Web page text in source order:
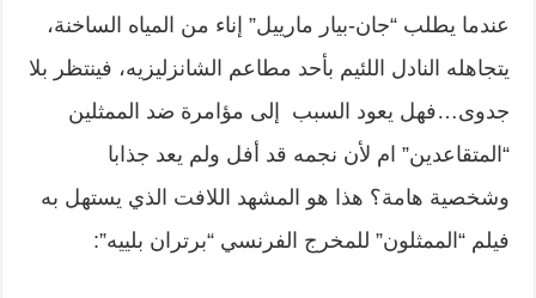
عندما يطلب “جان-بيار مارييل” إناء من المياه الساخنة،
يتجاهله النادل اللئيم بأحد مطاعم الشانزليزيه، فينتظر بلا
جدوى…فهل يعود السبب إلى مؤامرة ضد الممثلين
“المتقاعدين” ام لأن نجمه قد أفل ولم يعد جذابا
وشخصية هامة؟ هذا هو المشهد اللافت الذي يستهل به
فيلم “الممثلون” للمخرج الفرنسي “برتران بلييه”: